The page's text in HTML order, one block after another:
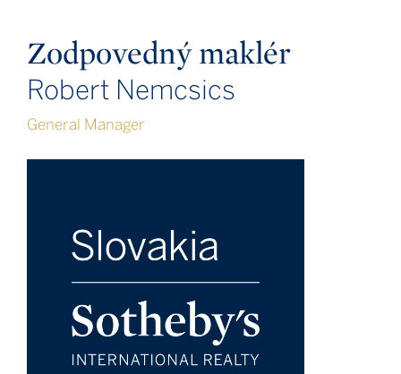
Zodpovedný maklér
Robert Nemcsics
General Manager